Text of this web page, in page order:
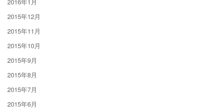
2015年12月
2015年11月
2015年10月
2015年9月
2015年8月
2015年7月
2015年6月